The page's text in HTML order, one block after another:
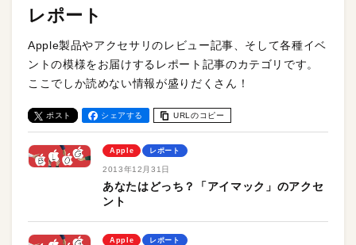
レポート
Apple製品やアクセサリのレビュー記事、そして各種イベ
ントの模様をお届けするレポート記事のカテゴリです。
ここでしか読めない情報が盛りだくさん！
ポスト シェアする URLのコピー
Apple レポート
2013年12月31日
あなたはどっち？「アイマック」のアクセ
ント
Apple レポート